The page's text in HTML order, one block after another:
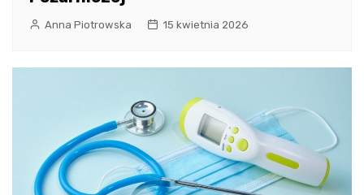
Anna Piotrowska 15 kwietnia 2026